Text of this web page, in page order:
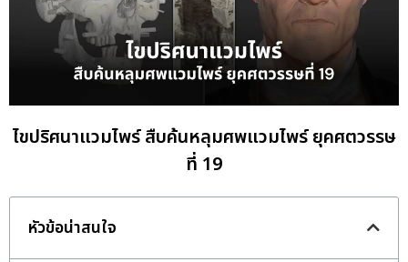
ไขปริศนาแวมไพร์ สืบค้นหลุมศพแวมไพร์ ยุคศตวรรษ
ที่ 19
หัวข้อน่าสนใจ